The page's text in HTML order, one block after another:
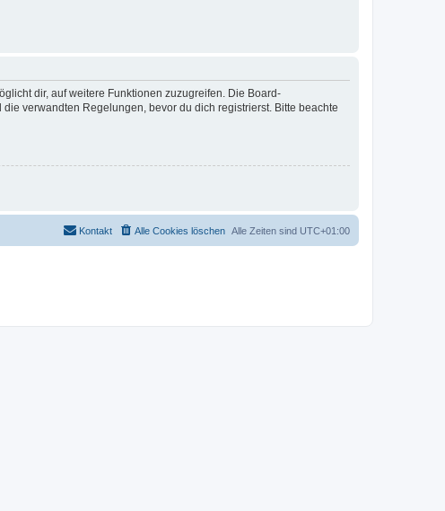
dir, auf weitere Funktionen zuzugreifen. Die Board-
verwandten Regelungen, bevor du dich registrierst. Bitte beachte
Alle Zeiten sind UTC+01:00
Alle Cookies löschen
Kontakt